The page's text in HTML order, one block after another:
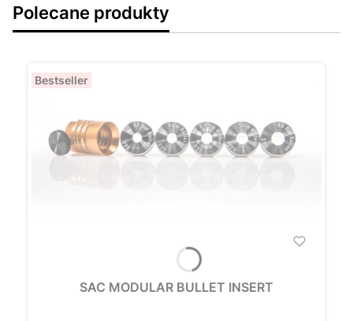
Polecane produkty
Bestseller
SAC MODULAR BULLET INSERT